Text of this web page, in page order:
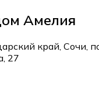
Амелия
край, Сочи,
27